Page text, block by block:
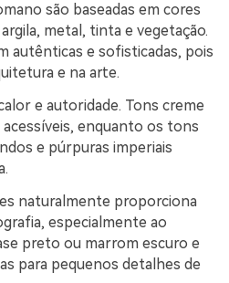
são baseadas em cores
metal, tinta e vegetação.
autênticas e sofisticadas, pois
e na arte.
e autoridade. Tons creme
enquanto os tons
e púrpuras imperiais
naturalmente proporciona
especialmente ao
preto ou marrom escuro e
para pequenos detalhes de